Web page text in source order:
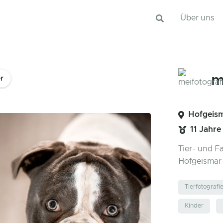
Über uns
11
Tier- und
Tierfotografie
Kinder